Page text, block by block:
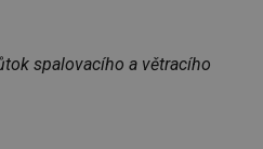
spalovacího a větracího